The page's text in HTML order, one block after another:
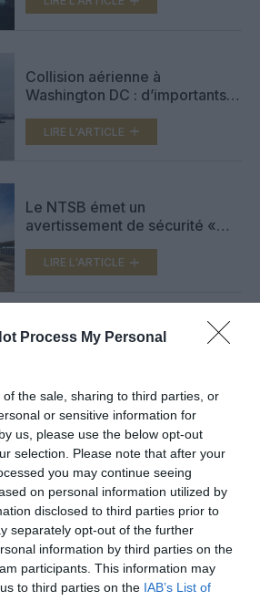
Process My Personal
the sale, sharing to third parties, or
or sensitive information for
us, please use the below opt-out
selection. Please note that after your
you may continue seeing
on personal information utilized by
disclosed to third parties prior to
separately opt-out of the further
information by third parties on the
participants. This information may
to third parties on the IAB’s List of
l’aéroport Reagan
Collision aérienne à
Washington DC : d’importants
vidéo)
LIRE L'ARTICLE
Le NTSB émet un
avertissement de sécurité «
systèmes de gouverne de
direction des Boeing 737NG et
MAX
LIRE L'ARTICLE
Le NTSB sanctionne Boeing
LIRE L'ARTICLE
PLUS D'ARTICLES
FAIRE UN DON